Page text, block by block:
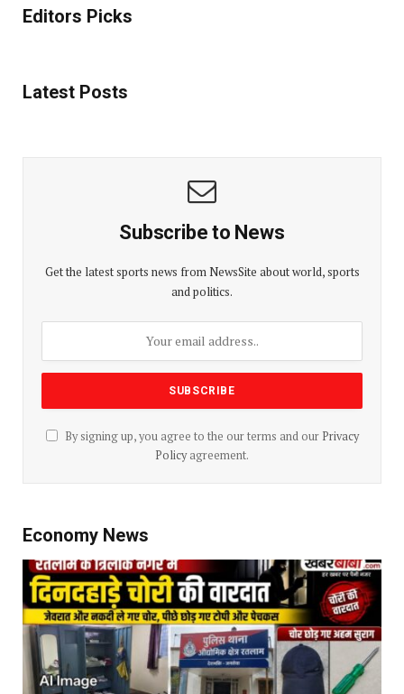
Editors Picks
Latest Posts
Subscribe to News
Get the latest sports news from NewsSite about world, sports
and politics.
By signing up, you agree to the our terms and our Privacy
Policyagreement.
Economy News